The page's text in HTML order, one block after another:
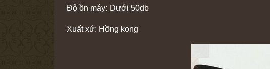
Độ ồn máy: Dưới 50db
Xuất xứ: Hồng kong